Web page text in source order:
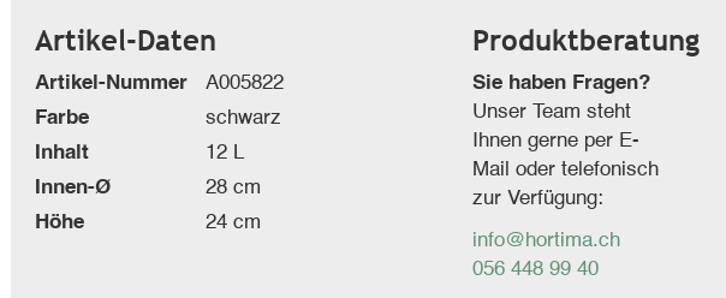
Artikel-Daten
Artikel-Nummer
A005822
Farbe
schwarz
Inhalt
12 L
Innen-Ø
28 cm
Höhe
24 cm
Produktberatung
Sie haben Fragen?
Unser Team steht
Ihnen gerne per E-
Mail oder telefonisch
zur Verfügung:
info@hortima.ch
056 448 99 40